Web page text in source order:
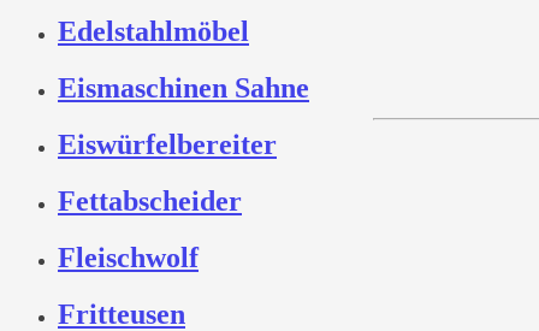
Edelstahlmöbel
Eismaschinen Sahne
Eiswürfelbereiter
Fettabscheider
Fleischwolf
Fritteusen